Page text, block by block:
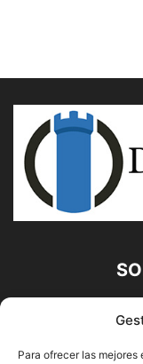
Para ofrecer las
Diario Alhaurín
Francisco E.
Alhaurín